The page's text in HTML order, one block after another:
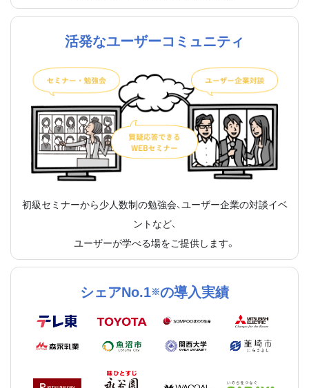
活発なユーザーコミュニティ
初級セミナーから少人数制の勉強会、ユーザー企業の対談イベ
ントなど、
ユーザーが学べる場をご提供します。
シェアNo.1※の導入実績